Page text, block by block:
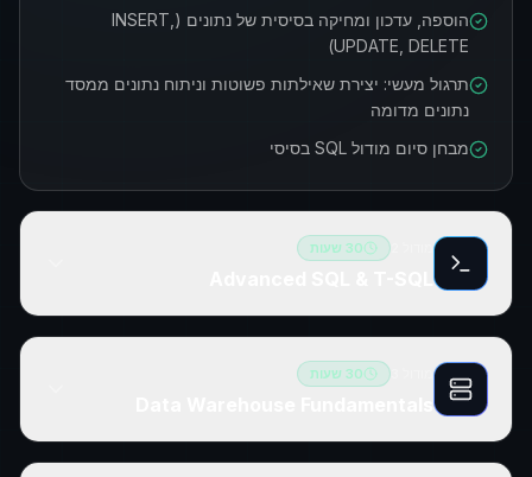
הוספה, עדכון ומחיקה בסיסית של נתונים (INSERT,
UPDATE, DELETE)
תרגול מעשי: יצירת שאילתות פשוטות וניתוח נתונים ממסד
נתונים מדומה
מבחן סיום מודול SQL בסיסי
30 שעות
30 שעות